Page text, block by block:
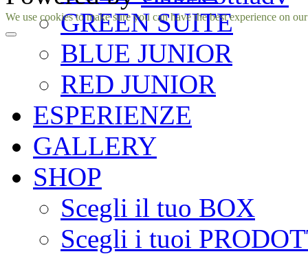
GREEN SUITE
BLUE JUNIOR
RED JUNIOR
ESPERIENZE
GALLERY
SHOP
Scegli il tuo BOX
Scegli i tuoi
Facebook
Instagram
We use cookies to make sure you can have the best experience on